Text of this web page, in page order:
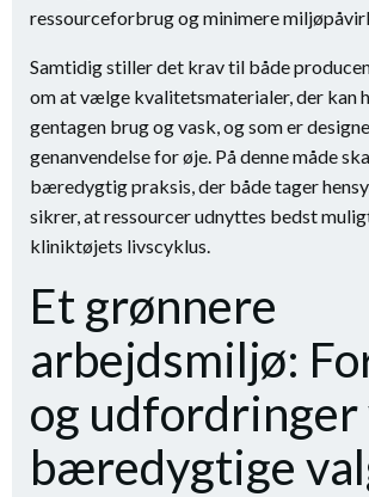
ressourceforbrug og minimere
Samtidig stiller det krav til både
om at vælge kvalitetsmaterialer, der kan
gentagen brug og vask, og som er
genanvendelse for øje. På denne måde
bæredygtig praksis, der både tager
sikrer, at ressourcer udnyttes bedst
kliniktøjets livscyklus.
Et grønnere
arbejdsmiljø:
og udfordringer
bæredygtige